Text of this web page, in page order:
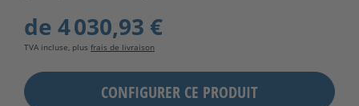
de 4 030,93 €
TVA incluse, plus frais de livraison
CONFIGURER CE PRODUIT